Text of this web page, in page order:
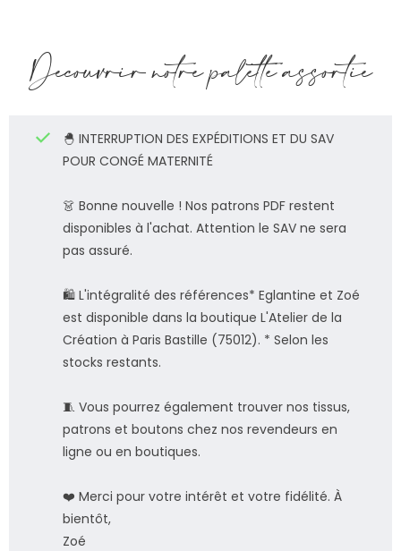
Découvrir notre palette assortie
🐣 INTERRUPTION DES EXPÉDITIONS ET DU SAV
POUR CONGÉ MATERNITÉ
👗 Bonne nouvelle ! Nos patrons PDF restent
disponibles à l'achat. Attention le SAV ne sera
pas assuré.
🛍️ L'intégralité des références* Eglantine et Zoé
est disponible dans la boutique L'Atelier de la
Création à Paris Bastille (75012). * Selon les
stocks restants.
🧵 Vous pourrez également trouver nos tissus,
patrons et boutons chez nos revendeurs en
ligne ou en boutiques.
❤️ Merci pour votre intérêt et votre fidélité. À
bientôt,
Zoé